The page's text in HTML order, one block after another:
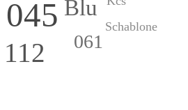
045
112
Blu
061
Schablone